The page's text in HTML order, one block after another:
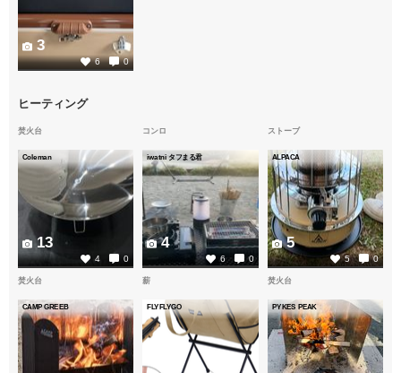
6 0
3
ヒーティング
焚火台
Coleman
4 0
13
コンロ
iwatni タフまる君
6 0
4
ストーブ
ALPACA
5 0
5
焚火台
CAMP GREEB
薪
FLYFLYGO
焚火台
PYKES PEAK